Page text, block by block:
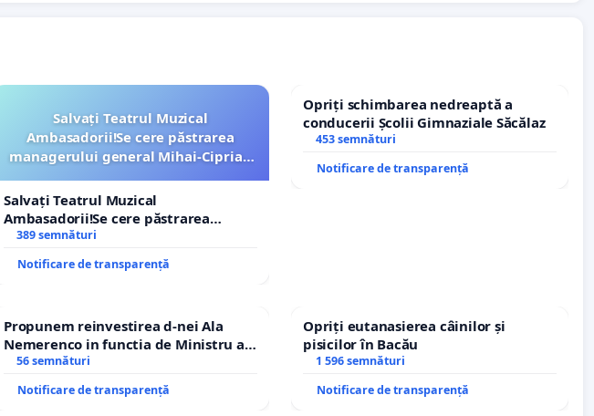
Salvați Teatrul Muzical
Ambasadorii!Se cere păstrarea
managerului general Mihai-Ciprian
Salvați Teatrul Muzical
Ambasadorii!Se cere păstrarea
managerului general Mihai-Ciprian
ROGOJAN
389 semnături
Notificare de transparență
Opriți schimbarea nedreaptă a
conducerii Școlii Gimnaziale Săcălaz
453 semnături
Notificare de transparență
Propunem reinvestirea d-nei Ala
Nemerenco in functia de Ministru al
Sanatatii
56 semnături
Notificare de transparență
Opriți eutanasierea câinilor și
pisicilor în Bacău
1 596 semnături
Notificare de transparență